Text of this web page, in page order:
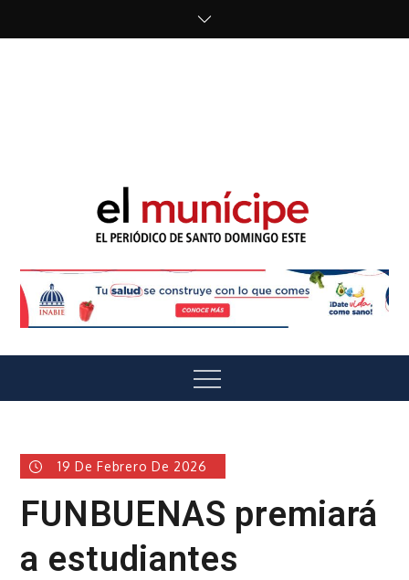
El Munícipe
Menu
19 De Febrero De 2026
FUNBUENAS premiará
a estudiantes